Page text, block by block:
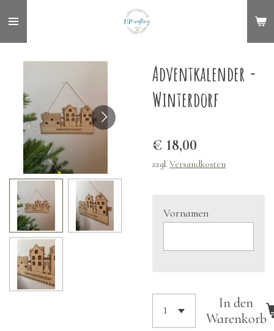
Adventkalender -
Winterdorf
€ 18,00
zzgl. Versandkosten
Vornamen
In den
Warenkorb